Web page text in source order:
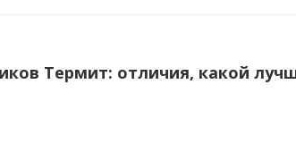
Термит: отличия, какой